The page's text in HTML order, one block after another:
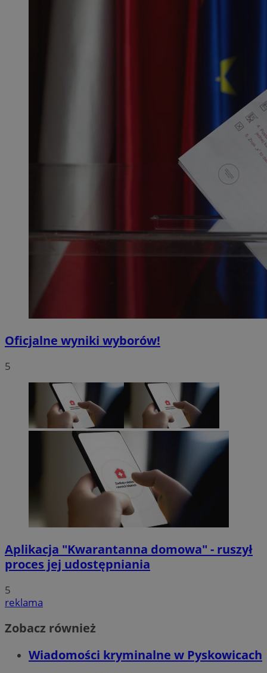
Oficjalne wyniki wyborów!
5
Aplikacja "Kwarantanna domowa" - ruszył
proces jej udostępniania
5
reklama
Zobacz również
Wiadomości kryminalne w Pyskowicach